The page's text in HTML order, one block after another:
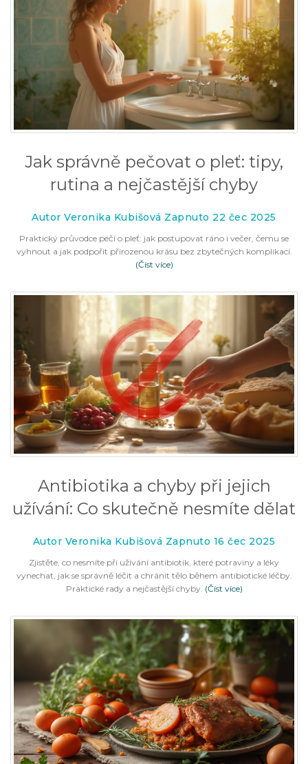
Jak správně pečovat o pleť: tipy,
rutina a nejčastější chyby
Autor Veronika Kubišová Zapnuto 22 čec 2025
Praktický průvodce péčí o pleť: jak postupovat ráno i večer, čemu se
vyhnout a jak podpořit přirozenou krásu bez zbytečných komplikací.
(Číst více)
Antibiotika a chyby při jejich
užívání: Co skutečně nesmíte dělat
Autor Veronika Kubišová Zapnuto 16 čec 2025
Zjistěte, co nesmíte při užívání antibiotik, které potraviny a léky
vynechat, jak se správně léčit a chránit tělo během antibiotické léčby.
Praktické rady a nejčastější chyby. (Číst více)